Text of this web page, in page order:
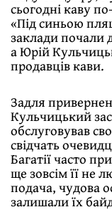
сьогодні каву
«Під синьою
заклади почали
а Юрій
продавців кави.
Задля
Кульчицький
обслуговував
свідчать
Багатії часто
ще зовсім її не
подача, чудова
залишали їх